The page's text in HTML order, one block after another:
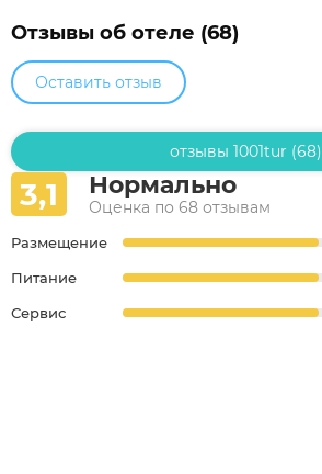
Отзывы об отеле (68)
Оставить отзыв
отзывы 1001tur (68)
3,1 Нормально
Оценка по 68 отзывам
Размещение
Питание
Сервис